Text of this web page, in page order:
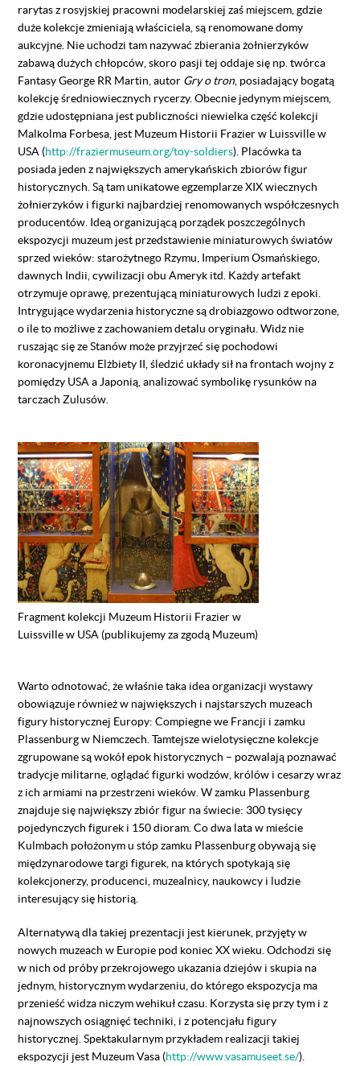
rarytas z rosyjskiej pracowni modelarskiej zaś miejscem, gdzie
duże kolekcje zmieniają właściciela, są renomowane domy
aukcyjne. Nie uchodzi tam nazywać zbierania żołnierzyków
zabawą dużych chłopców, skoro pasji tej oddaje się np. twórca
Fantasy George RR Martin, autor Gry o tron, posiadający bogatą
kolekcję średniowiecznych rycerzy. Obecnie jedynym miejscem,
gdzie udostępniana jest publiczności niewielka część kolekcji
Malkolma Forbesa, jest Muzeum Historii Frazier w Luissville w
USA (http://fraziermuseum.org/toy-soldiers). Placówka ta
posiada jeden z największych amerykańskich zbiorów figur
historycznych. Są tam unikatowe egzemplarze XIX wiecznych
żołnierzyków i figurki najbardziej renomowanych współczesnych
producentów. Ideą organizującą porządek poszczególnych
ekspozycji muzeum jest przedstawienie miniaturowych światów
sprzed wieków: starożytnego Rzymu, Imperium Osmańskiego,
dawnych Indii, cywilizacji obu Ameryk itd. Każdy artefakt
otrzymuje oprawę, prezentującą miniaturowych ludzi z epoki.
Intrygujące wydarzenia historyczne są drobiazgowo odtworzone,
o ile to możliwe z zachowaniem detalu oryginału. Widz nie
ruszając się ze Stanów może przyjrzeć się pochodowi
koronacyjnemu Elżbiety II, śledzić układy sił na frontach wojny z
pomiędzy USA a Japonią, analizować symbolikę rysunków na
tarczach Zulusów.
Fragment kolekcji Muzeum Historii Frazier w
Luissville w USA (publikujemy za zgodą Muzeum)
Warto odnotować, że właśnie taka idea organizacji wystawy
obowiązuje również w największych i najstarszych muzeach
figury historycznej Europy: Compiegne we Francji i zamku
Plassenburg w Niemczech. Tamtejsze wielotysięczne kolekcje
zgrupowane są wokół epok historycznych – pozwalają poznawać
tradycje militarne, oglądać figurki wodzów, królów i cesarzy wraz
z ich armiami na przestrzeni wieków. W zamku Plassenburg
znajduje się największy zbiór figur na świecie: 300 tysięcy
pojedynczych figurek i 150 dioram. Co dwa lata w mieście
Kulmbach położonym u stóp zamku Plassenburg obywają się
międzynarodowe targi figurek, na których spotykają się
kolekcjonerzy, producenci, muzealnicy, naukowcy i ludzie
interesujący się historią.
Alternatywą dla takiej prezentacji jest kierunek, przyjęty w
nowych muzeach w Europie pod koniec XX wieku. Odchodzi się
w nich od próby przekrojowego ukazania dziejów i skupia na
jednym, historycznym wydarzeniu, do którego ekspozycja ma
przenieść widza niczym wehikuł czasu. Korzysta się przy tym i z
najnowszych osiągnięć techniki, i z potencjału figury
historycznej. Spektakularnym przykładem realizacji takiej
ekspozycji jest Muzeum Vasa (http://www.vasamuseet.se/).